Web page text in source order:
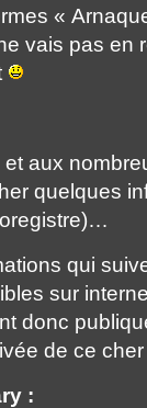
«
vais pas en
et aux
quelques
qui
sur
donc
de ce
: